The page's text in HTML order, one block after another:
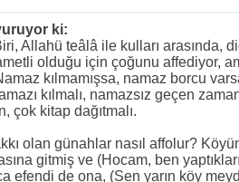
ki:
Allahü teâlâ ile kulları arasında,
olduğu için çoğunu affediyor,
kılmamışsa, namaz borcu
kılmalı, namazsız geçen
çok kitap dağıtmalı.
olan günahlar nasıl affolur?
gitmiş ve (Hocam, ben
efendi de ona, (Sen yarın köy